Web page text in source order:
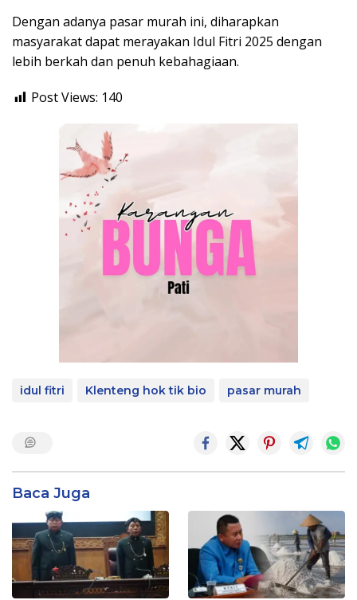
Dengan adanya pasar murah ini, diharapkan
masyarakat dapat merayakan Idul Fitri 2025 dengan
lebih berkah dan penuh kebahagiaan.
Post Views: 140
idul fitri Klenteng hok tik bio pasar murah
Baca Juga